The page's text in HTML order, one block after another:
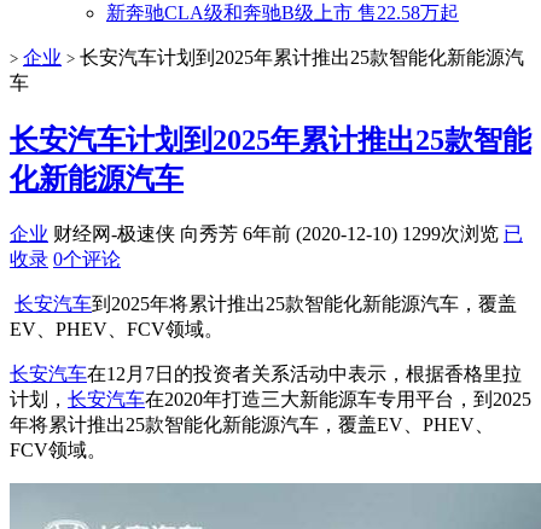
新奔驰CLA级和奔驰B级上市 售22.58万起
> 企业 > 长安汽车计划到2025年累计推出25款智能化新能源汽
车
长安汽车计划到2025年累计推出25款智能
化新能源汽车
企业 财经网-极速侠 向秀芳 6年前 (2020-12-10) 1299次浏览 已
收录 0个评论
长安汽车到2025年将累计推出25款智能化新能源汽车，覆盖
EV、PHEV、FCV领域。
长安汽车在12月7日的投资者关系活动中表示，根据香格里拉
计划， 长安汽车在2020年打造三大新能源车专用平台，到2025
年将累计推出25款智能化新能源汽车，覆盖EV、PHEV、
FCV领域。